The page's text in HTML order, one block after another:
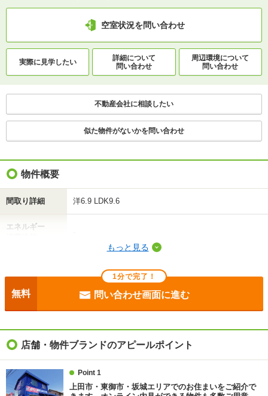
空室状況を問い合わせ
実際に見学したい
詳細について
問い合わせ
周辺環境について
問い合わせ
不動産会社に相談したい
似た物件がないかを問い合わせ
物件概要
間取り詳細 洋6.9 LDK9.6
エネルギー
目安光熱費
入居 即
契約期間 普通借家 2年
もっと見る
1分で完了！
無料 問い合わせ画面に進む
店舗・物件ブランドのアピールポイント
Point 1
上田市・東御市・坂城エリアでのお住まいをご紹介で